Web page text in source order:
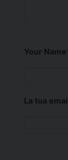
Your Name
La tua